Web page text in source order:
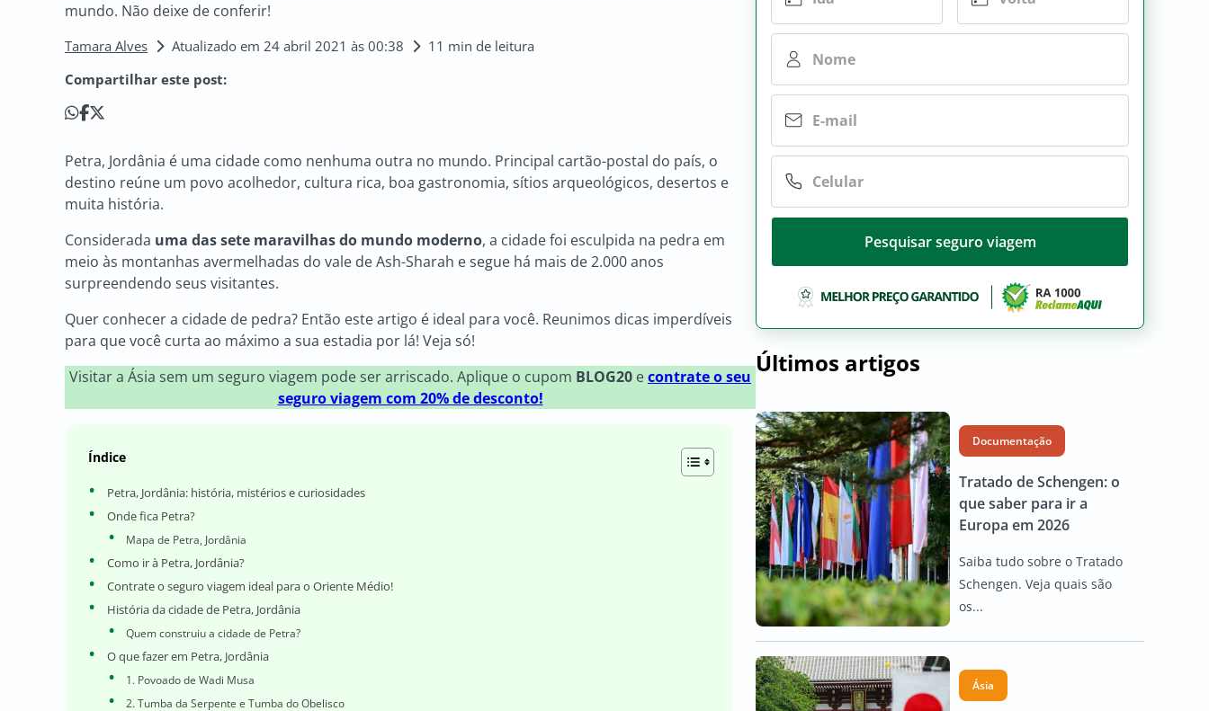
mundo. Não deixe de conferir!
Tamara Alves Atualizado em 24 abril 2021 às 00:38
11 min de leitura
Compartilhar este post:
Petra, Jordânia é uma cidade como nenhuma outra no mundo. Principal cartão-postal do país, o
destino reúne um povo acolhedor, cultura rica, boa gastronomia, sítios arqueológicos, desertos e
muita história.
Considerada uma das sete maravilhas do mundo moderno, a cidade foi esculpida na pedra em
meio às montanhas avermelhadas do vale de Ash-Sharah e segue há mais de 2.000 anos
surpreendendo seus visitantes.
Quer conhecer a cidade de pedra? Então este artigo é ideal para você. Reunimos dicas imperdíveis
para que você curta ao máximo a sua estadia por lá! Veja só!
Visitar a Ásia sem um seguro viagem pode ser arriscado. Aplique o cupom BLOG20 econtrate o seu
seguro viagem com 20% de desconto!
Índice
Petra, Jordânia: história, mistérios e curiosidades
Onde fica Petra?
Mapa de Petra, Jordânia
Como ir à Petra, Jordânia?
Contrate o seguro viagem ideal para o Oriente Médio!
História da cidade de Petra, Jordânia
Quem construiu a cidade de Petra?
O que fazer em Petra, Jordânia
1. Povoado de Wadi Musa
2. Tumba da Serpente e Tumba do Obelisco
Pesquisar seguro viagem
Últimos artigos
Documentação
Tratado de Schengen: o
que saber para ir a
Europa em 2026
Saiba tudo sobre o Tratado
Schengen. Veja quais são
os...
Ásia